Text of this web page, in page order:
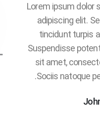
Lorem ipsum dolor
adipiscing elit.
tincidunt turpis
Suspendisse
sit amet,
Sociis natoque